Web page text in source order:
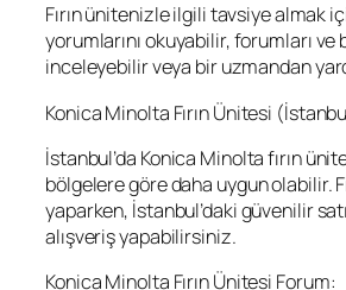
Fırın ünitenizle ilgili tavsiye almak
yorumlarını okuyabilir, forumları ve
inceleyebilir veya bir uzmandan
Konica Minolta Fırın Ünitesi
İstanbul’da Konica Minolta fırın
bölgelere göre daha uygun olabilir.
yaparken, İstanbul’daki güvenilir
alışveriş yapabilirsiniz.
Konica Minolta Fırın Ünitesi Forum: